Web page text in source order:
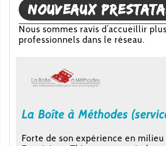
Nouveaux
Nous sommes ravis d’accueillir
professionnels dans le réseau.
La Boîte à Méthodes
Forte de son expérience en milieu